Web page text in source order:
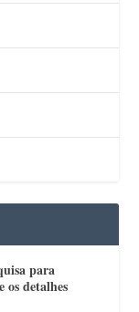
para
os detalhes